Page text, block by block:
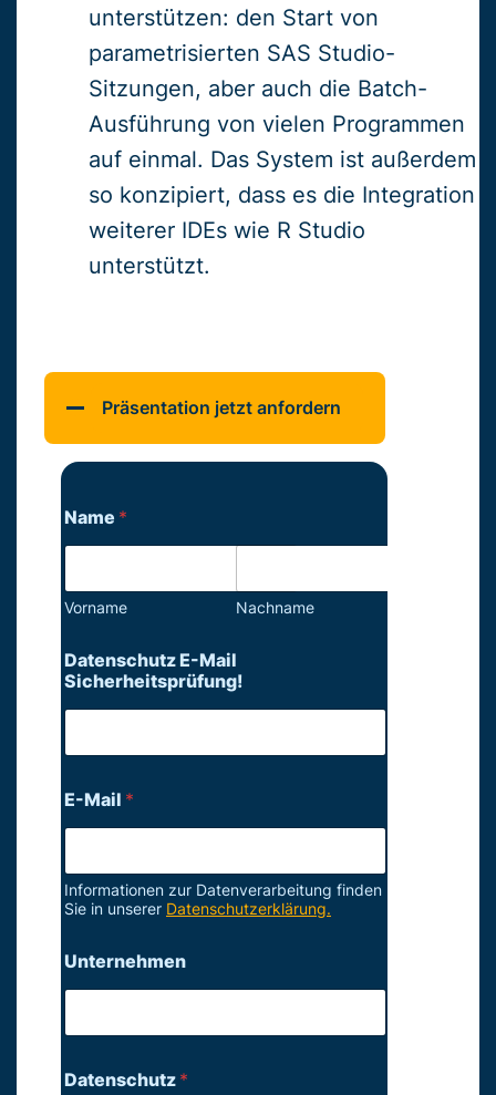
unterstützen: den Start von
parametrisierten SAS Studio-
Sitzungen, aber auch die Batch-
Ausführung von vielen Programmen
auf einmal. Das System ist außerdem
so konzipiert, dass es die Integration
weiterer IDEs wie R Studio
unterstützt.
Präsentation jetzt anfordern
Name *
Vorname Nachname
Datenschutz E-Mail
Sicherheitsprüfung!
E-Mail *
Informationen zur Datenverarbeitung finden
Sie in unserer Datenschutzerklärung.
Unternehmen
Datenschutz *